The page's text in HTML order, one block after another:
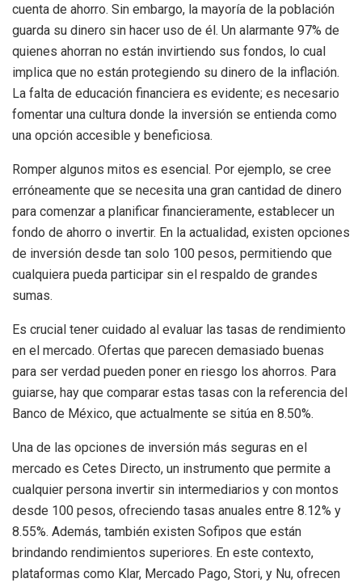
cuenta de ahorro. Sin embargo, la mayoría de la población
guarda su dinero sin hacer uso de él. Un alarmante 97% de
quienes ahorran no están invirtiendo sus fondos, lo cual
implica que no están protegiendo su dinero de la inflación.
La falta de educación financiera es evidente; es necesario
fomentar una cultura donde la inversión se entienda como
una opción accesible y beneficiosa.
Romper algunos mitos es esencial. Por ejemplo, se cree
erróneamente que se necesita una gran cantidad de dinero
para comenzar a planificar financieramente, establecer un
fondo de ahorro o invertir. En la actualidad, existen opciones
de inversión desde tan solo 100 pesos, permitiendo que
cualquiera pueda participar sin el respaldo de grandes
sumas.
Es crucial tener cuidado al evaluar las tasas de rendimiento
en el mercado. Ofertas que parecen demasiado buenas
para ser verdad pueden poner en riesgo los ahorros. Para
guiarse, hay que comparar estas tasas con la referencia del
Banco de México, que actualmente se sitúa en 8.50%.
Una de las opciones de inversión más seguras en el
mercado es Cetes Directo, un instrumento que permite a
cualquier persona invertir sin intermediarios y con montos
desde 100 pesos, ofreciendo tasas anuales entre 8.12% y
8.55%. Además, también existen Sofipos que están
brindando rendimientos superiores. En este contexto,
plataformas como Klar, Mercado Pago, Stori, y Nu, ofrecen